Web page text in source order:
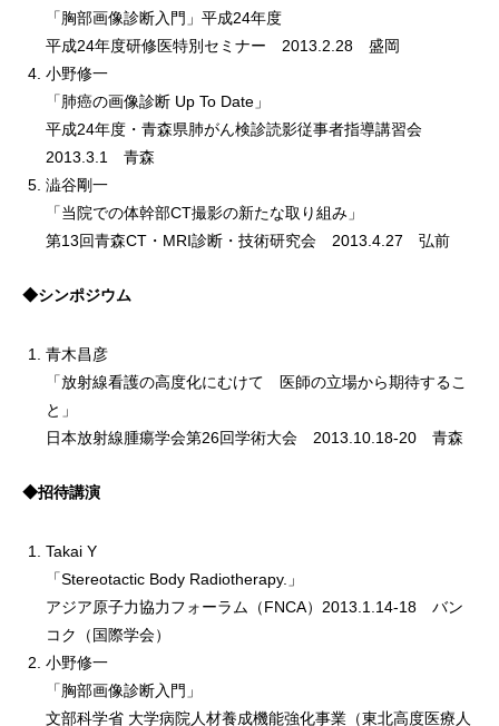
「胸部画像診断入門」平成24年度
平成24年度研修医特別セミナー 2013.2.28 盛岡
小野修一
「肺癌の画像診断 Up To Date」
平成24年度・青森県肺がん検診読影従事者指導講習会
2013.3.1 青森
澁谷剛一
「当院での体幹部CT撮影の新たな取り組み」
第13回青森CT・MRI診断・技術研究会 2013.4.27 弘前
◆シンポジウム
青木昌彦
「放射線看護の高度化にむけて 医師の立場から期待するこ
と」
日本放射線腫瘍学会第26回学術大会 2013.10.18-20 青森
◆招待講演
Takai Y
「Stereotactic Body Radiotherapy.」
アジア原子力協力フォーラム（FNCA）2013.1.14-18 バン
コク（国際学会）
小野修一
「胸部画像診断入門」
文部科学省 大学病院人材養成機能強化事業（東北高度医療人